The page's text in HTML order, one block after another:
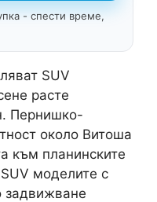
- спести време,
SUV
расте
Пернишко-
около Витоша
към планинските
моделите с
задвижване